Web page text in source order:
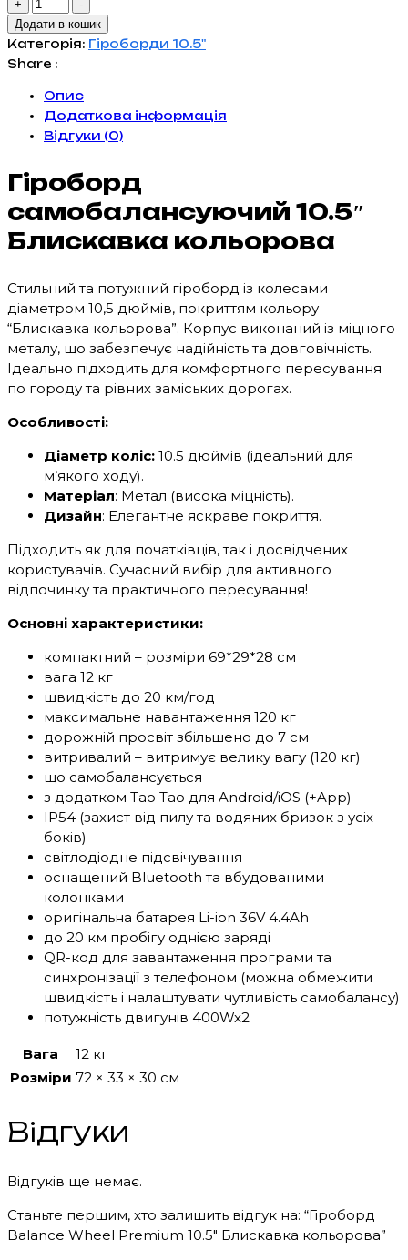
+
Balance
Wheel
Premium
Блискавка
кольорова
кількість
-
Додати в кошик
Категорія: Гіроборди 10.5"
Share :
Опис
Додаткова інформація
Відгуки (0)
Гіроборд
самобалансуючий 10.5″
Блискавка кольорова
Стильний та потужний гіроборд із колесами
діаметром 10,5 дюймів, покриттям кольору
“Блискавка кольорова”. Корпус виконаний із міцного
металу, що забезпечує надійність та довговічність.
Ідеально підходить для комфортного пересування
по городу та рівних заміських дорогах.
Особливості:
Діаметр коліс: 10.5 дюймів (ідеальний для
м’якого ходу).
Матеріал: Метал (висока міцність).
Дизайн: Елегантне яскраве покриття.
Підходить як для початківців, так і досвідчених
користувачів. Сучасний вибір для активного
відпочинку та практичного пересування!
Основні характеристики:
компактний – розміри 69*29*28 см
вага 12 кг
швидкість до 20 км/год
максимальне навантаження 120 кг
дорожній просвіт збільшено до 7 см
витривалий – витримує велику вагу (120 кг)
що самобалансується
з додатком Tao Tao для Android/iOS (+App)
IP54 (захист від пилу та водяних бризок з усіх
боків)
світлодіодне підсвічування
оснащений Bluetooth та вбудованими
колонками
оригінальна батарея Li-ion 36V 4.4Ah
до 20 км пробігу однією заряді
QR-код для завантаження програми та
синхронізації з телефоном (можна обмежити
швидкість і налаштувати чутливість самобалансу)
потужність двигунів 400Wx2
Вага
12 кг
Розміри 72 × 33 × 30 см
Відгуки
Відгуків ще немає.
Станьте першим, хто залишить відгук на: “Гіроборд
Balance Wheel Premium 10.5″ Блискавка кольорова”